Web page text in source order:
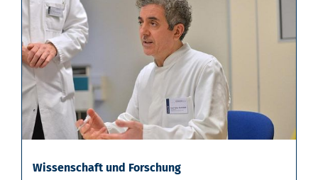
Wissenschaft und Forschung